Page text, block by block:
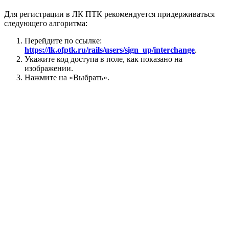
Для регистрации в ЛК ПТК рекомендуется придерживаться
следующего алгоритма:
Перейдите по ссылке:
https://lk.ofptk.ru/rails/users/sign_up/interchange.
Укажите код доступа в поле, как показано на
изображении.
Нажмите на «Выбрать».